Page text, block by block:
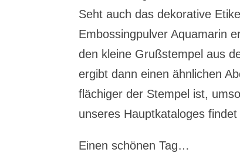
Seht auch das dekorative
Embossingpulver Aquamarin
den kleine Grußstempel aus
ergibt dann einen ähnlichen
flächiger der Stempel ist,
unseres Hauptkataloges
Einen schönen Tag…